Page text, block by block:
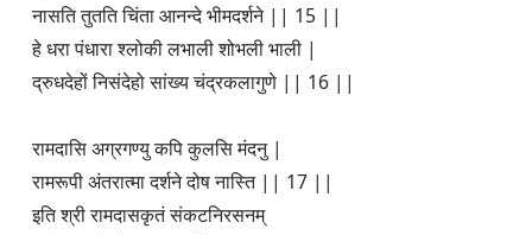
नासति तुतति चिंता आनन्दे भीमदर्शने || 15 ||
हे धरा पंधारा श्लोकी लभाली शोभली भाली |
द्रुधदेहों निसंदेहो सांख्य चंद्रकलागुणे || 16 ||
रामदासि अग्रगण्यु कपि कुलसि मंदनु |
रामरूपी अंतरात्मा दर्शने दोष नास्ति || 17 ||
इति श्री रामदासकृतं संकटनिरसनम्